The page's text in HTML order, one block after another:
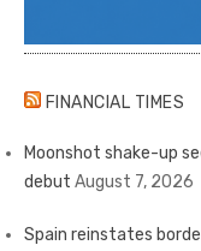
FINANCIAL TIMES
Moonshot shake-up
debut August 7, 2026
Spain reinstates